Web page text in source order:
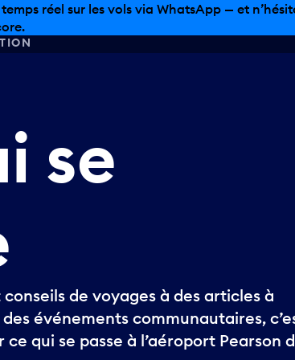
réel sur les vols via WhatsApp — et
se
de voyages à des articles à
événements communautaires,
qui se passe à l’aéroport Pearson